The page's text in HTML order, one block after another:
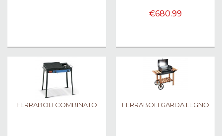
€680.99
FERRABOLI COMBINATO FERRABOLI GARDA LEGNO